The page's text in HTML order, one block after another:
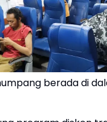
berada di